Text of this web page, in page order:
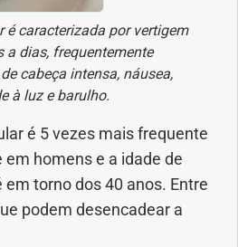
é caracterizada por vertigem
a dias, frequentemente
cabeça intensa, náusea,
à luz e barulho.
é 5 vezes mais frequente
homens e a idade de
torno dos 40 anos. Entre
podem desencadear a